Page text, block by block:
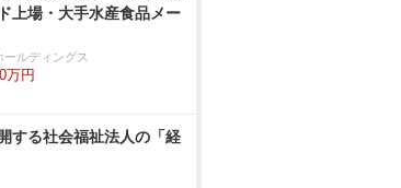
上場・大手水産食品メー
ルディングス
万円
する社会福祉法人の「経